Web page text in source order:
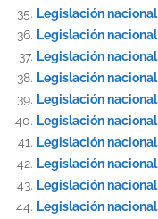
Legislación nacional
Legislación nacional
Legislación nacional
Legislación nacional
Legislación nacional
Legislación nacional
Legislación nacional
Legislación nacional
Legislación nacional
Legislación nacional